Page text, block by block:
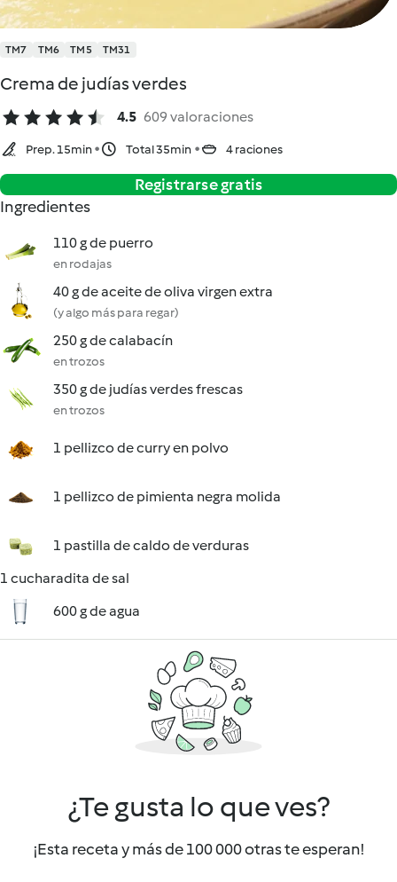
TM7 TM6 TM5 TM31
Crema de judías verdes
4.5 609 valoraciones
Prep. 15min Total 35min 4 raciones
Registrarse gratis
Ingredientes
110 g de puerro
en rodajas
40 g de aceite de oliva virgen extra
(y algo más para regar)
250 g de calabacín
en trozos
350 g de judías verdes frescas
en trozos
1 pellizco de curry en polvo
1 pellizco de pimienta negra molida
1 pastilla de caldo de verduras
1 cucharadita de sal
600 g de agua
¿Te gusta lo que ves?
¡Esta receta y más de 100 000 otras te esperan!